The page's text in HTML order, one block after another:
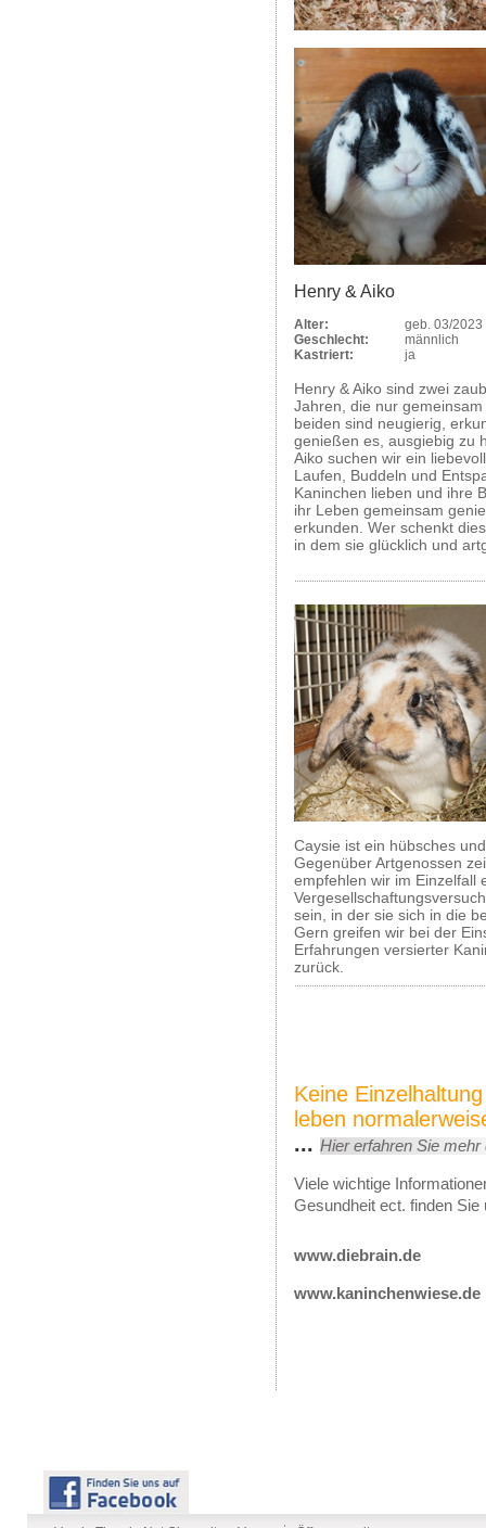
Henry & Aiko
Alter:
geb. 03/2023
Geschlecht:
männlich
Kastriert:
ja
Henry & Aiko sind zwei
Jahren, die nur
beiden sind neugierig,
genießen es, ausgiebig zu
Aiko suchen wir ein
Laufen, Buddeln und
Kaninchen lieben und ihre
ihr Leben gemeinsam
erkunden. Wer schenkt
in dem sie glücklich und
Caysie ist ein hübsches
Gegenüber Artgenossen
empfehlen wir im Einzelfall
sein, in der sie sich in die
Gern greifen wir bei der
Erfahrungen versierter
zurück.
Keine
leben
... Hier erfahren Sie
Viele wichtige
Gesundheit ect. finden Sie
www.diebrain.de
www.kaninchenwiese.de